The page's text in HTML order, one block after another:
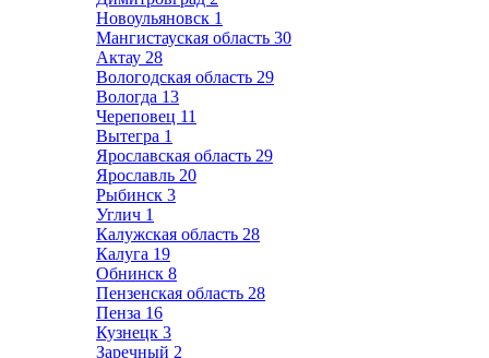
Новоульяновск 1
Мангистауская область 30
Актау 28
Вологодская область 29
Вологда 13
Череповец 11
Вытегра 1
Ярославская область 29
Ярославль 20
Рыбинск 3
Углич 1
Калужская область 28
Калуга 19
Обнинск 8
Пензенская область 28
Пенза 16
Кузнецк 3
Заречный 2